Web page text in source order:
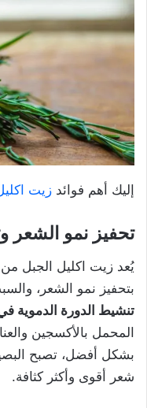
إليك أهم فوائد زيت
تحفيز نمو الشعر
يُعد زيت اكليل الجبل من
بتحفيز نمو الشعر،
تنشيط الدورة الدموية
المحمل بالأكسجين
بشكل أفضل، تصبح
شعر أقوى وأكثر كثافة.